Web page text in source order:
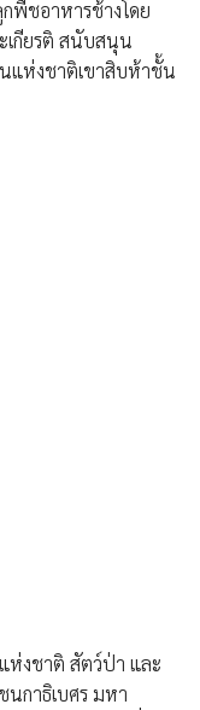
พืชอาหารช้างโดย
เกียรติ สนับสนุน
แห่งชาติเขาสิบห้าชั้น
ห่งชาติ สัตว์ป่า และ
กาธิเบศร มหา